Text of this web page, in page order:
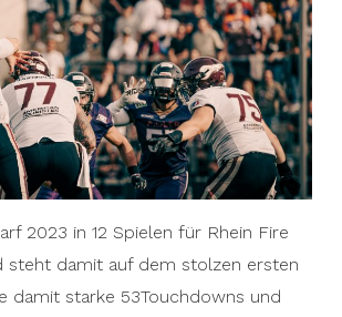
2023 in 12 Spielen für Rhein Fire
steht damit auf dem stolzen ersten
damit starke 53Touchdowns und